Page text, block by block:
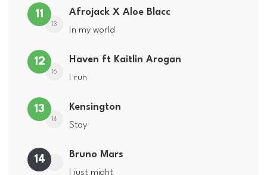
11
13
Afrojack X Aloe Blacc
In my world
12
16
Haven ft Kaitlin Arogan
I run
13
14
Kensington
Stay
14 Bruno Mars
I just might